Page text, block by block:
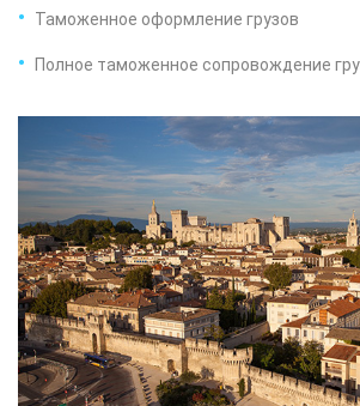
Таможенное оформление грузов
Полное таможенное сопровождение